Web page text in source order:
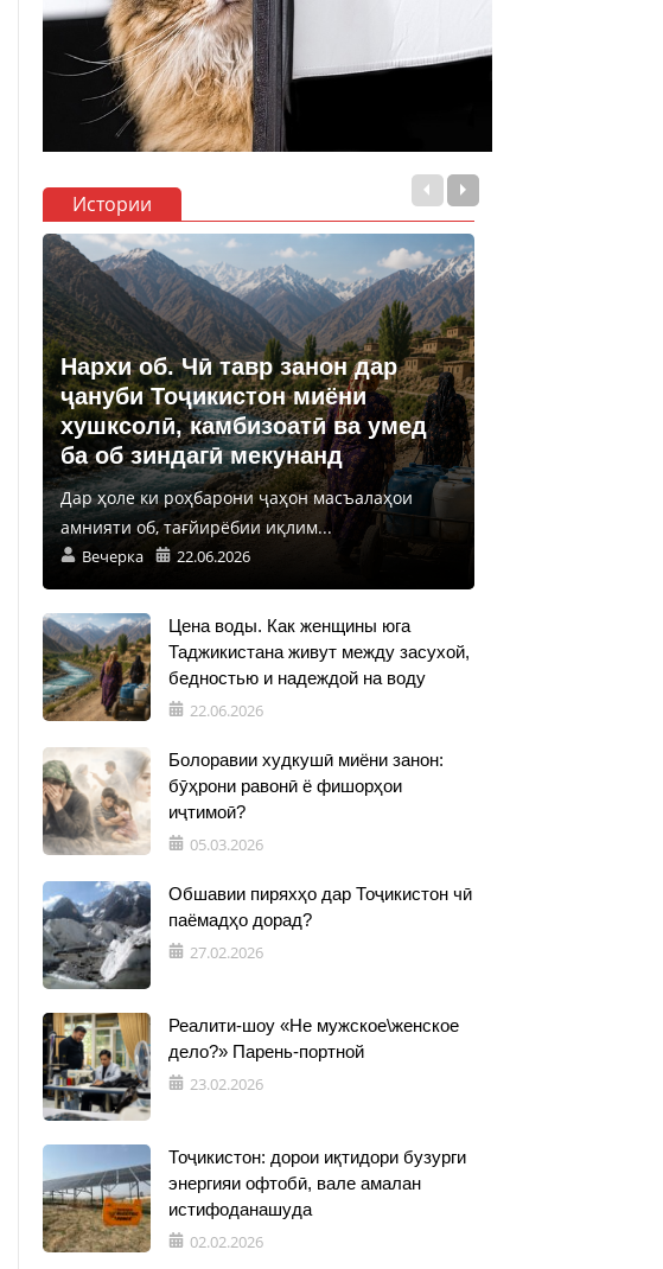
Истории
Нархи об. Чӣ тавр занон дар
ҷануби Тоҷикистон миёни
хушксолӣ, камбизоатӣ ва умед
ба об зиндагӣ мекунанд
Дар ҳоле ки роҳбарони ҷаҳон масъалаҳои
амнияти об, тағйирёбии иқлим...
Вечерка 22.06.2026
Цена воды. Как женщины юга
Таджикистана живут между засухой,
бедностью и надеждой на воду
22.06.2026
Болоравии худкушӣ миёни занон:
бӯҳрони равонӣ ё фишорҳои
иҷтимоӣ?
05.03.2026
Обшавии пиряхҳо дар Тоҷикистон чӣ
паёмадҳо дорад?
27.02.2026
Реалити-шоу «Не мужское\женское
дело?» Парень-портной
23.02.2026
Тоҷикистон: дорои иқтидори бузурги
энергияи офтобӣ, вале амалан
истифоданашуда
02.02.2026